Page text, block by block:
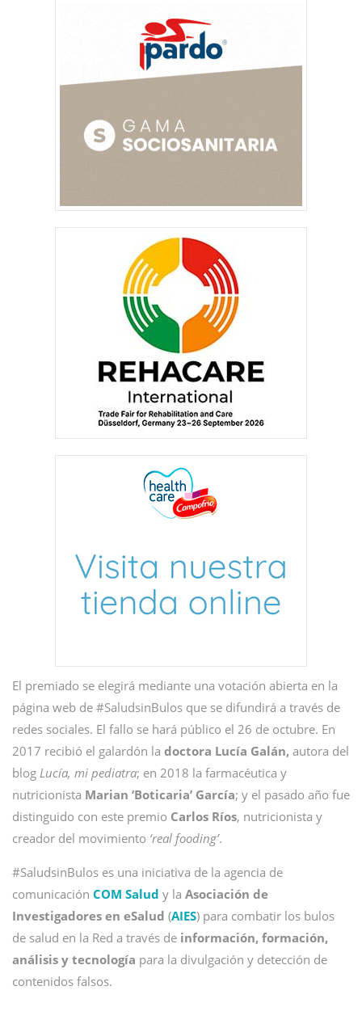
El premiado se elegirá mediante una votación abierta en la
página web de #SaludsinBulos que se difundirá a través de
redes sociales. El fallo se hará público el 26 de octubre. En
2017 recibió el galardón la doctora Lucía Galán, autora del
blog Lucía, mi pediatra; en 2018 la farmacéutica y
nutricionista Marian ‘Boticaria’ García; y el pasado año fue
distinguido con este premio Carlos Ríos, nutricionista y
creador del movimiento ‘real fooding’.
#SaludsinBulos es una iniciativa de la agencia de
comunicación COM Salud y la Asociación de
Investigadores en eSalud (AIES) para combatir los bulos
de salud en la Red a través de información, formación,
análisis y tecnología para la divulgación y detección de
contenidos falsos.